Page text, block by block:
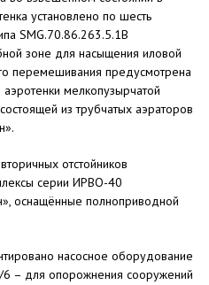
установлено по шесть
SMG.70.86.263.5.1B
зоне для насыщения иловой
перемешивания предусмотрена
мелкопузырчатой
из трубчатых аэраторов
отстойников
серии ИРВО-40
оснащённые полноприводной
насосное оборудование
– для опорожнения сооружений